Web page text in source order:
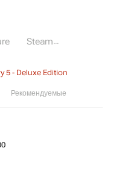
Steam
5 - Deluxe Edition
Рекомендуемые